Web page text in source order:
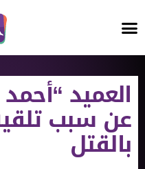
العميد
عن سبب
بالقتل